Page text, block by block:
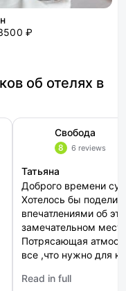
₽
об отелях в
Свобода
8 6 reviews
Татьяна
Доброго времени
Хотелось бы
впечатлениями об
замечательном
Потрясающая
все ,что нужно для
нас с любовью ,ещё
Read in full
: Свобода